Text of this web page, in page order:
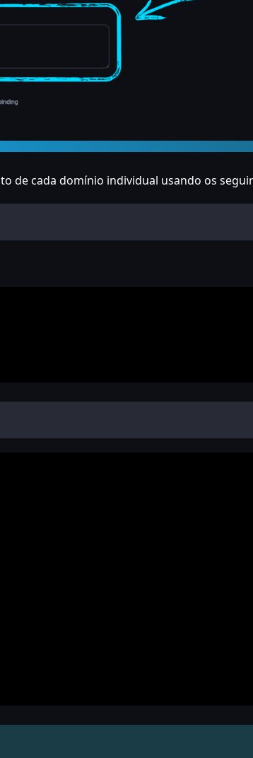
de cada domínio individual usando os